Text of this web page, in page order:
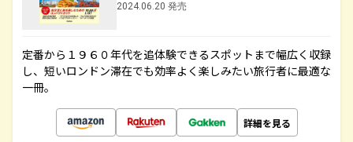
2024.06.20 発売
定番から１９６０年代を追体験できるスポットまで幅広く収録
し、短いロンドン滞在でも効率よく楽しみたい旅行者に最適な
一冊。
詳細を見る